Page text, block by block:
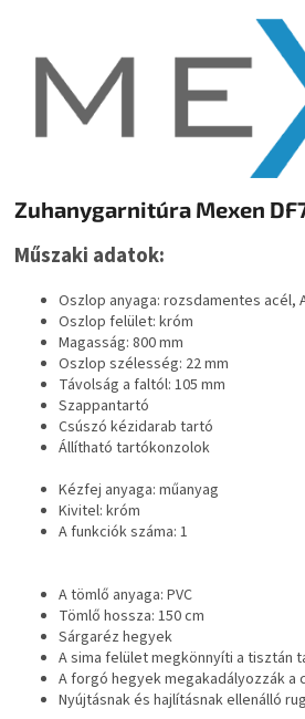
Zuhanygarnitúra Mexen
Műszaki adatok:
Oszlop anyaga: rozsdamentes acél,
Oszlop felület: króm
Magasság: 800 mm
Oszlop szélesség: 22 mm
Távolság a faltól: 105 mm
Szappantartó
Csúszó kézidarab tartó
Állítható tartókonzolok
Kézfej anyaga: műanyag
Kivitel: króm
A funkciók száma: 1
A tömlő anyaga: PVC
Tömlő hossza: 150 cm
Sárgaréz hegyek
A sima felület megkönnyíti a tisztán
A forgó hegyek megakadályozzák a
Nyújtásnak és hajlításnak ellenálló